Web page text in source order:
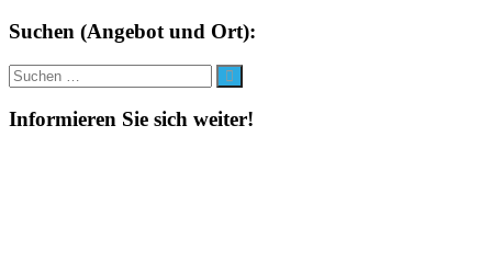
Suchen (Angebot und Ort):
Suche
nach:
Suchen
Informieren Sie sich weiter!